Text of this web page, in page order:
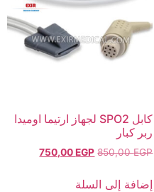
كابل SPO2 لجهاز ارتيما اوميدا
ربر كبار
850,00EGP
750,00EGP
إضافة إلى السلة